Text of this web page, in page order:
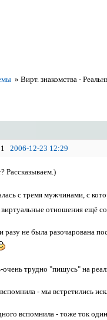
»Вирт. знакомства -
1 2006-12-23 12:29
Рассказываем.)
с тремя мужчинами, с
отношения ещё
разу не была разочарована
трудно "пишусь" на
- мы встретились
вспомнила - тоже ток